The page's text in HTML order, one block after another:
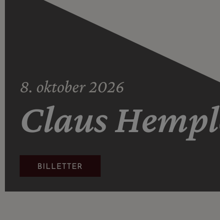
8. oktober 2026
Claus
BILLETTER